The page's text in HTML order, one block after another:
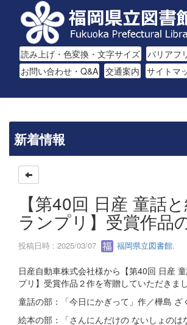
読み上げ・色変換・文字サイズ バリアフ
お問い合わせ・Q&A 交通案内 サイトマ
新着情報
【第40回 日産 童話
ランプリ】受賞作品
投稿日時 : 2025/03/07 福岡県立図書館.
日産自動車株式会社様から【第40回 日産
プリ】受賞作品２作を寄贈していただきまし
童話の部：「今日にかぎって」作／樺島 ざ
絵本の部：「さんにんだけの ないしょのは